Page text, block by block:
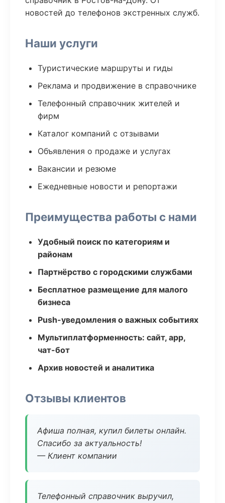
новостей до телефонов экстренных служб.
Наши услуги
Туристические маршруты и гиды
Реклама и продвижение в справочнике
Телефонный справочник жителей и
фирм
Каталог компаний с отзывами
Объявления о продаже и услугах
Вакансии и резюме
Ежедневные новости и репортажи
Преимущества работы с нами
Удобный поиск по категориям и
районам
Партнёрство с городскими службами
Бесплатное размещение для малого
бизнеса
Push-уведомления о важных событиях
Мультиплатформенность: сайт, app,
чат-бот
Архив новостей и аналитика
Отзывы клиентов
Афиша полная, купил билеты онлайн.
Спасибо за актуальность!
— Клиент компании
Телефонный справочник выручил,